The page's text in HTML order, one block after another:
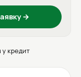
→
у кредит